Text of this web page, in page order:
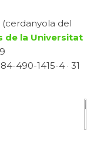
del
de la Universitat
490-1415-4 · 31